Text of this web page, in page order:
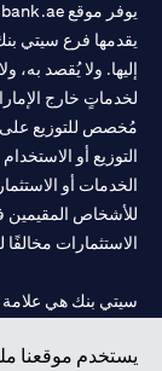
يستخدم موقعنا
يقدمها فرع سيتي
إليها. ولا يُقصد
لخدماتٍ خارج
مُخصص للتوزيع
التوزيع أو
الخدمات أو
للأشخاص المقيمين
الاستثمارات مخالفًا